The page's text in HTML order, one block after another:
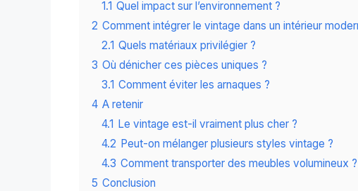
1.1 Quel impact sur l’environnement ?
2 Comment intégrer le vintage dans un intérieur
2.1 Quels matériaux privilégier ?
3 Où dénicher ces pièces uniques ?
3.1 Comment éviter les arnaques ?
4 A retenir
4.1 Le vintage est-il vraiment plus cher ?
4.2 Peut-on mélanger plusieurs styles vintage ?
4.3 Comment transporter des meubles volumineux ?
5 Conclusion